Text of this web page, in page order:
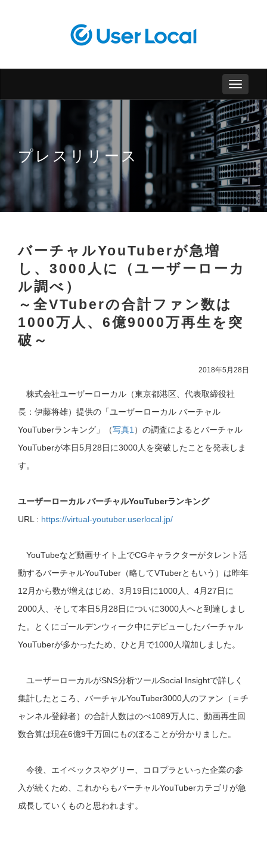
プレスリリース
バーチャルYouTuberが急増
し、3000人に（ユーザーローカ
ル調べ）
～全VTuberの合計ファン数は
1000万人、6億9000万再生を突
破～
2018年5月28日
株式会社ユーザーローカル（東京都港区、代表取締役社
長：伊藤将雄）提供の「ユーザーローカル バーチャル
YouTuberランキング」（写真1 ）の調査によるとバーチャル
YouTuberが本日5月28日に3000人を突破したことを発表しま
す。
ユーザーローカル バーチャルYouTuberランキング
URL : https://virtual-youtuber.userlocal.jp/
YouTubeなど動画サイト上でCGキャラクターがタレント活
動するバーチャルYouTuber（略してVTuberともいう）は昨年
12月から数が増えはじめ、3月19日に1000人、4月27日に
2000人、そして本日5月28日についに3000人へと到達しまし
た。とくにゴールデンウィーク中にデビューしたバーチャル
YouTuberが多かったため、ひと月で1000人増加しました。
ユーザーローカルがSNS分析ツールSocial Insightで詳しく
集計したところ、バーチャルYouTuber3000人のファン（＝チ
ャンネル登録者）の合計人数はのべ1089万人に、動画再生回
数合算は現在6億9千万回にものぼることが分かりました。
今後、エイベックスやグリー、コロプラといった企業の参
入が続くため、これからもバーチャルYouTuberカテゴリが急
成長していくものと思われます。